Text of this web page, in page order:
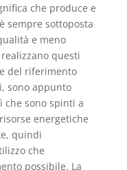
che produce e
sempre sottoposta
e meno
questi
del riferimento
sono appunto
che sono spinti a
energetiche
quindi
che
possibile. La